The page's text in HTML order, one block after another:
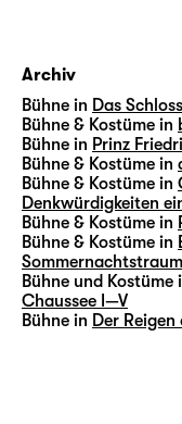
Archiv
Bühne in Das Schloss
Bühne & Kostüme in
Bühne in Prinz
Bühne & Kostüme in
Bühne & Kostüme in
Denkwürdigkeiten
Bühne & Kostüme in
Bühne & Kostüme in
Sommernachtstraum
Bühne und Kostüme
Chaussee I—V
Bühne in Der